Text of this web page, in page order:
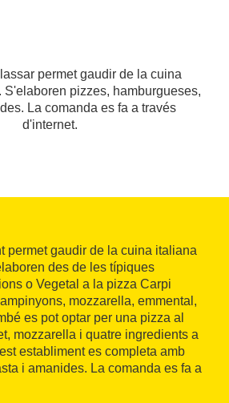
permet gaudir de la cuina
pizzes, hamburgueses,
La comanda es fa a través
d'internet.
permet gaudir de la cuina italiana
des de les típiques
o Vegetal a la pizza Carpi
mozzarella, emmental,
es pot optar per una pizza al
mozzarella i quatre ingredients a
establiment es completa amb
i amanides. La comanda es fa a